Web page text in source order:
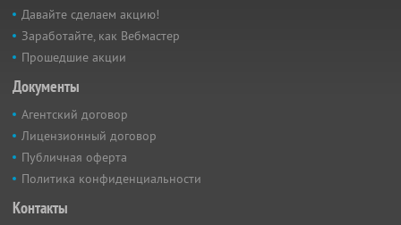
Давайте сделаем акцию!
Заработайте, как Вебмастер
Прошедшие акции
Документы
Агентский договор
Лицензионный договор
Публичная оферта
Политика конфиденциальности
Контакты